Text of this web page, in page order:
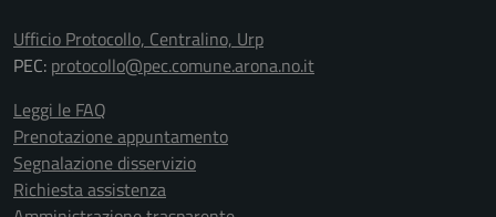
Ufficio Protocollo, Centralino, Urp
PEC: protocollo@pec.comune.arona.no.it
Leggi le FAQ
Prenotazione appuntamento
Segnalazione disservizio
Richiesta assistenza